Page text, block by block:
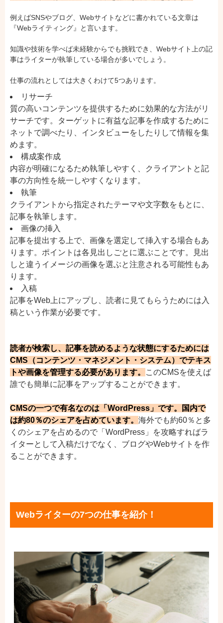
例えばSNSやブログ、Webサイトなどに書かれている文章は
『Webライティング』と言います。
知識や技術を学べば未経験からでも挑戦でき、Webサイト上の記
事はライターが執筆している場合が多いでしょう。
仕事の流れとしては大きくわけて5つあります。
リサーチ
質の高いコンテンツを提供するために効果的な方法がリ
サーチです。ターゲットに有益な記事を作成するために
ネットで調べたり、インタビューをしたりして情報を集
めます。
構成案作成
内容が明確になるため執筆しやすく、クライアントと記
事の方向性を統一しやすくなります。
執筆
クライアントから指定されたテーマや文字数をもとに、
記事を執筆します。
画像の挿入
記事を提出する上で、画像を選定して挿入する場合もあ
ります。ポイントは各見出しごとに選ぶことです。見出
しと違うイメージの画像を選ぶと注意される可能性もあ
ります。
入稿
記事をWeb上にアップし、読者に見てもらうためには入
稿という作業が必要です。
読者が検索し、記事を読めるような状態にするためには
CMS（コンテンツ・マネジメント・システム）でテキス
トや画像を管理する必要があります。
このCMSを使えば
誰でも簡単に記事をアップすることができます。
CMSの一つで有名なのは「WordPress」です。国内で
は約80％のシェアを占めています。 海外でも約60％と多
くのシェアを占めるので「WordPress」を攻略すればラ
イターとして入稿だけでなく、ブログやWebサイトを作
ることができます。
Webライターの7つの仕事を紹介！